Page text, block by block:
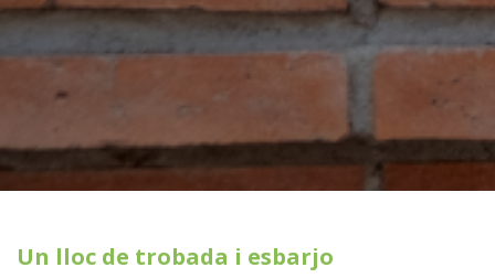
Un lloc de trobada i esbarjo